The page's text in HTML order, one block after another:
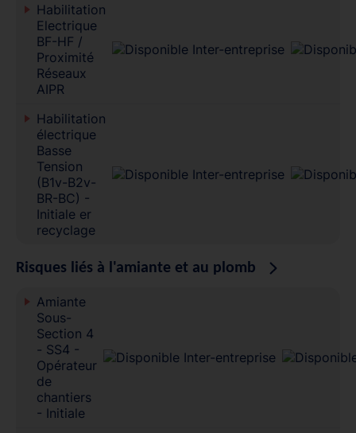
Habilitation
Electrique
BF-HF /
Proximité
Réseaux
AIPR
Habilitation
électrique
Basse
Tension
(B1v-B2v-
BR-BC) -
Initiale er
recyclage
Risques liés à l'amiante et au plomb
Amiante
Sous-
Section 4
- SS4 -
Opérateur
de
chantiers
- Initiale